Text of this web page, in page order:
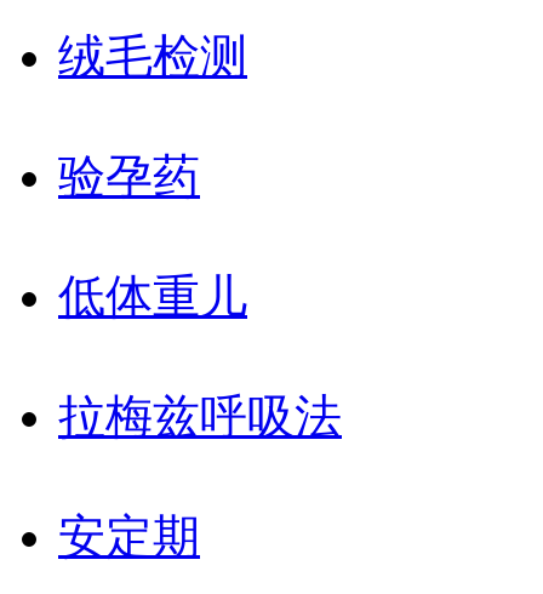
绒毛检测
验孕药
低体重儿
拉梅兹呼吸法
安定期